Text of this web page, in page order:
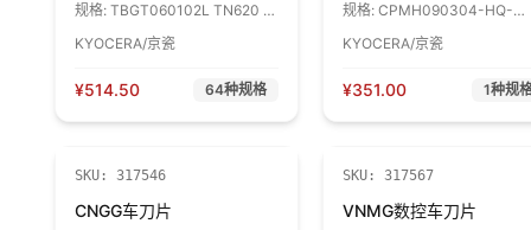
规格: TBGT060102L TN620 1
KYOCERA/京瓷
¥514.50 64种规格
规格: CPMH090304-HQ-
KYOCERA/京瓷
¥351.00 1种规
SKU: 317546
CNGG车刀片
SKU: 317567
VNMG数控车刀片